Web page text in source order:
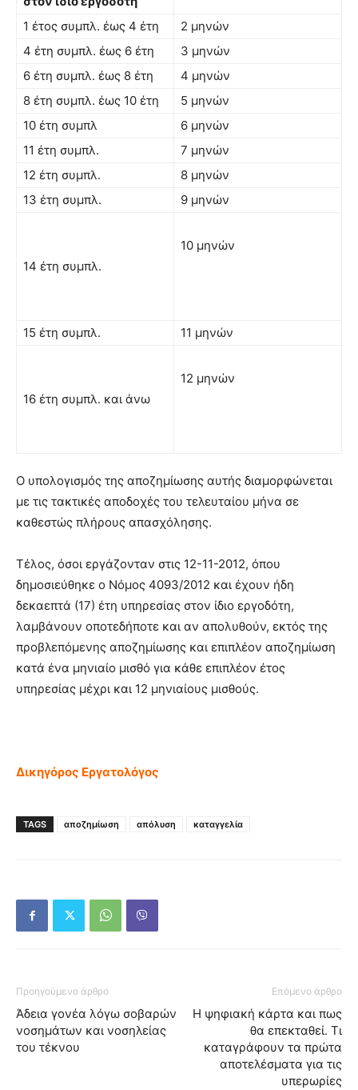
1 έτος συμπλ. έως 4 έτη
2 μηνών
4 έτη συμπλ. έως 6 έτη
3 μηνών
6 έτη συμπλ. έως 8 έτη
4 μηνών
8 έτη συμπλ. έως 10 έτη
5 μηνών
10 έτη συμπλ
6 μηνών
11 έτη συμπλ.
7 μηνών
12 έτη συμπλ.
8 μηνών
13 έτη συμπλ.
9 μηνών
14 έτη συμπλ.
10 μηνών
15 έτη συμπλ. 11 μηνών
16 έτη συμπλ. και άνω
12 μηνών
Ο υπολογισμός της αποζημίωσης αυτής διαμορφώνεται
με τις τακτικές αποδοχές του τελευταίου μήνα σε
καθεστώς πλήρους απασχόλησης.
Τέλος, όσοι εργάζονταν στις 12-11-2012, όπου
δημοσιεύθηκε ο Νόμος 4093/2012 και έχουν ήδη
δεκαεπτά (17) έτη υπηρεσίας στον ίδιο εργοδότη,
λαμβάνουν οποτεδήποτε και αν απολυθούν, εκτός της
προβλεπόμενης αποζημίωσης και επιπλέον αποζημίωση
κατά ένα μηνιαίο μισθό για κάθε επιπλέον έτος
υπηρεσίας μέχρι και 12 μηνιαίους μισθούς.
Δικηγόρος Εργατολόγος
TAGS αποζημίωση απόλυση καταγγελία
Προηγούμενο άρθρο
Άδεια γονέα λόγω σοβαρών
νοσημάτων και νοσηλείας
του τέκνου
Επόμενο άρθρο
Η ψηφιακή κάρτα και πως
θα επεκταθεί. Τι
καταγράφουν τα πρώτα
αποτελέσματα για τις
υπερωρίες